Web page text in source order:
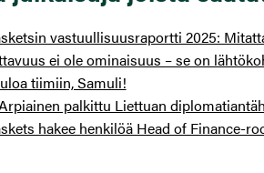
vastuullisuusraportti 2025:
ei ole ominaisuus – se on
tiimiin, Samuli!
palkittu Liettuan
hakee henkilöä Head of Finance-